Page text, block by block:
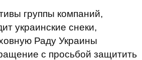
группы компаний,
украинские снеки,
Раду Украины
с просьбой защитить